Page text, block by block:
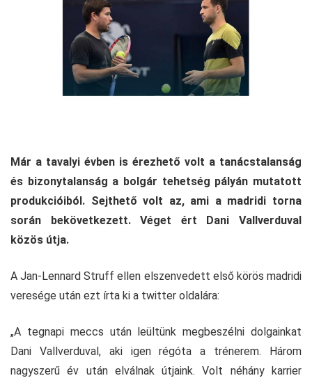
Már a tavalyi évben is érezhető volt a tanácstalanság
és bizonytalanság a bolgár tehetség pályán mutatott
produkcióiból. Sejthető volt az, ami a madridi torna
során bekövetkezett. Véget ért Dani Vallverduval
közös útja.
A Jan-Lennard Struff ellen elszenvedett első körös madridi
veresége után ezt írta ki a twitter oldalára:
„A tegnapi meccs után leültünk megbeszélni dolgainkat
Dani Vallverduval, aki igen régóta a trénerem. Három
nagyszerű év után elválnak útjaink. Volt néhány karrier